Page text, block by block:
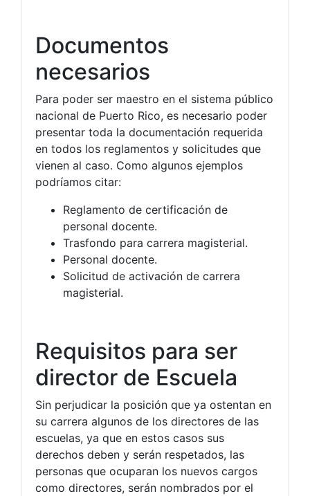
Documentos
necesarios
Para poder ser maestro en el sistema público
nacional de Puerto Rico, es necesario poder
presentar toda la documentación requerida
en todos los reglamentos y solicitudes que
vienen al caso. Como algunos ejemplos
podríamos citar:
Reglamento de certificación de
personal docente.
Trasfondo para carrera magisterial.
Personal docente.
Solicitud de activación de carrera
magisterial.
Requisitos para ser
director de Escuela
Sin perjudicar la posición que ya ostentan en
su carrera algunos de los directores de las
escuelas, ya que en estos casos sus
derechos deben y serán respetados, las
personas que ocuparan los nuevos cargos
como directores, serán nombrados por el